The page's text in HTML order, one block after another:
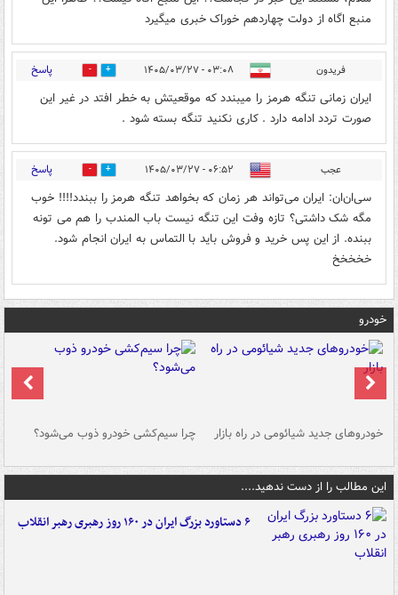
منبع اگاه از دولت چهاردهم خوراک خبری میگیرد
فریدون ۰۳:۰۸ - ۱۴۰۵/۰۳/۲۷ 0 پاسخ
ایران زمانی تنگه هرمز را میبندد که موقعیتش به خطر افتد در غیر این
صورت تردد ادامه دارد . کاری نکنید تنگه بسته شود .
عجب ۰۶:۵۲ - ۱۴۰۵/۰۳/۲۷ 0 پاسخ
سی‌ان‌ان: ایران می‌تواند هر زمان که بخواهد تنگه هرمز را ببندد!!!! خوب
مگه شک داشتی؟ تازه وفت این تنگه نیست باب المندب را هم می تونه
ببنده. از این پس خرید و فروش باید با التماس به ایران انجام شود.
خخخخخ
خودرو
خودروهای جدید شیائومی در راه بازار چرا سیم‌کشی خودرو ذوب می‌شود؟
این مطالب را از دست ندهید....
۶ دستاورد بزرگ ایران در ۱۶۰ روز رهبری رهبر انقلاب